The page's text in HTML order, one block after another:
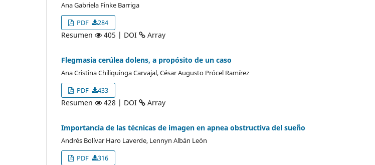
Ana Gabriela Finke Barriga
PDF
284
Resumen 405 | DOI Array
Flegmasia cerúlea dolens, a propósito de un caso
Ana Cristina Chiliquinga Carvajal, César Augusto Prócel Ramírez
PDF
433
Resumen 428 | DOI Array
Importancia de las técnicas de imagen en apnea obstructiva del sueño
Andrés Bolívar Haro Laverde, Lennyn Albán León
PDF
316